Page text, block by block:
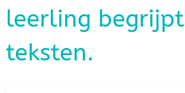
leerling begrijpt
teksten.